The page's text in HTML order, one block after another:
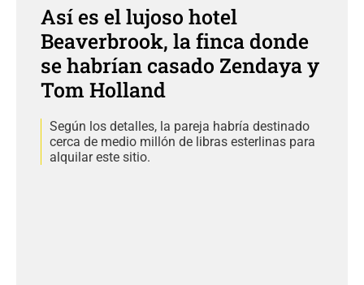
Así es el lujoso hotel
Beaverbrook, la finca donde
se habrían casado Zendaya y
Tom Holland
Según los detalles, la pareja habría destinado
cerca de medio millón de libras esterlinas para
alquilar este sitio.